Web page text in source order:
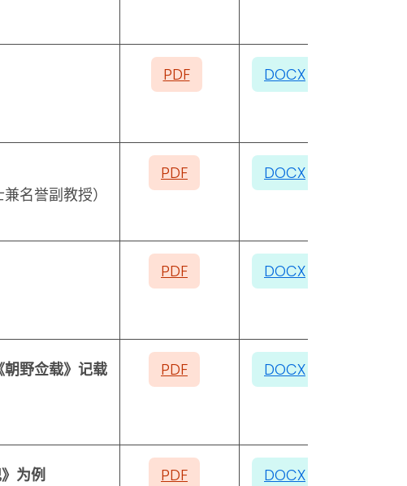
PDF DOCX
名誉副教授）
PDF DOCX
PDF DOCX
野佥载》记载
PDF DOCX
为例
PDF DOCX